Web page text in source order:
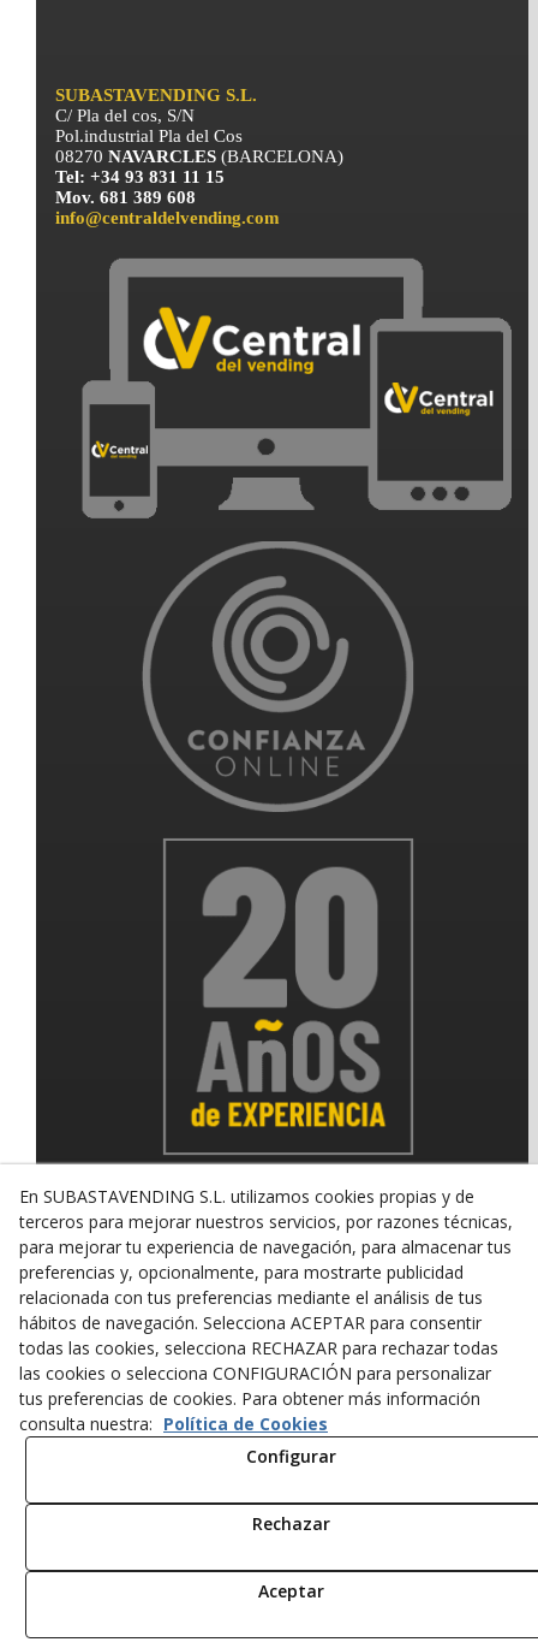
SUBASTAVENDING S.L.
C/ Pla del cos, S/N
Pol.industrial Pla del Cos
08270NAVARCLES(BARCELONA)
Tel: +34 93 831 11 15
Mov. 681 389 608
info@centraldelvending.com
© 08/2026 SUBASTAVENDING SL - Todos los derechos
reservados.
Política de Privacidad Aviso Legal Política de Cookies
En SUBASTAVENDING S.L. utilizamos cookies propias y de
terceros para mejorar nuestros servicios, por razones técnicas,
para mejorar tu experiencia de navegación, para almacenar tus
preferencias y, opcionalmente, para mostrarte publicidad
relacionada con tus preferencias mediante el análisis de tus
hábitos de navegación. Selecciona ACEPTAR para consentir
todas las cookies, selecciona RECHAZAR para rechazar todas
las cookies o selecciona CONFIGURACIÓN para personalizar
tus preferencias de cookies. Para obtener más información
consulta nuestra: Política de Cookies
Configurar
Rechazar
Aceptar